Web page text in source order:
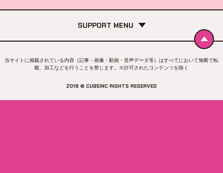
SUPPORT MENU
当サイトに掲載されている内容（記事・画像・動画・音声データ等）はすべてにおいて無断で転
載、加工などを行うことを禁じます。※許可されたコンテンツを除く
2019 © CUBEINC RIGHTS RESERVED